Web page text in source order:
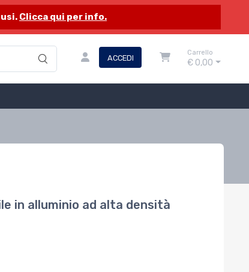
Clicca qui per info.
ACCEDI
Carrello
€ 0,00
in alluminio ad alta densità